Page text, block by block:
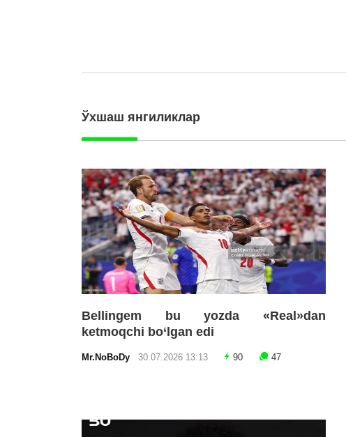
Ўхшаш янгиликлар
Bellingem bu yozda «Real»dan
ketmoqchi bo‘lgan edi
Mr.NoBoDy 30.07.2026 13:13 90 47